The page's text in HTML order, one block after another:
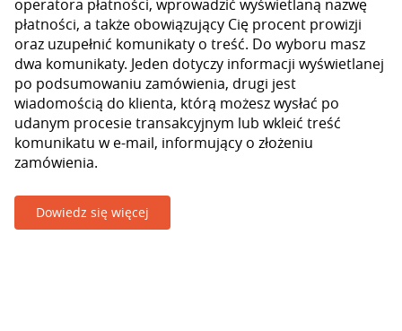
operatora płatności, wprowadzić wyświetlaną nazwę
płatności, a także obowiązujący Cię procent prowizji
oraz uzupełnić komunikaty o treść. Do wyboru masz
dwa komunikaty. Jeden dotyczy informacji wyświetlanej
po podsumowaniu zamówienia, drugi jest
wiadomością do klienta, którą możesz wysłać po
udanym procesie transakcyjnym lub wkleić treść
komunikatu w e-mail, informujący o złożeniu
zamówienia.
Dowiedz się więcej